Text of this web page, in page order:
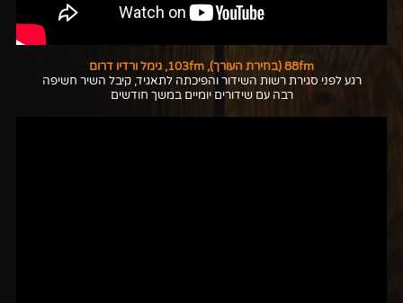
רגע לפני סגירת רשות השידור והפיכתה לתאגיד, קיבל השיר חשיפה
רבה עם שידורים יומיים במשך חודשים